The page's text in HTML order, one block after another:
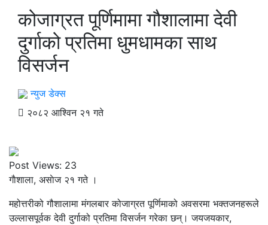
कोजाग्रत पूर्णिमामा गौशालामा देवी
दुर्गाको प्रतिमा धुमधामका साथ
विसर्जन
न्युज डेक्स
२०८२ आश्विन २१ गते
Post Views: 23
गाैशाला, असाेज २१ गते ।
महोत्तरीको गौशालामा मंगलबार कोजाग्रत पूर्णिमाको अवसरमा भक्तजनहरूले
उल्लासपूर्वक देवी दुर्गाको प्रतिमा विसर्जन गरेका छन्। जयजयकार,